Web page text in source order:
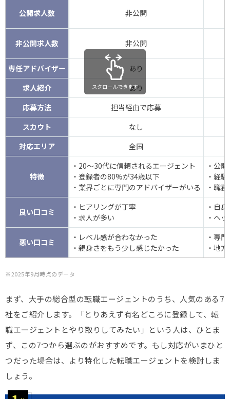
公開求人数 非公開
非公開求人数 非公開
専任アドバイザー
あり
求人紹介
あり
応募方法
担当経由で応募
スカウト
なし
対応エリア
全国
特徴
・20～30代に信頼されるエージェント
・登録者の80%が34歳以下
・業界ごとに専門のアドバイザーがいる
・公
・経
・職
良い口コミ
・ヒアリングが丁寧
・求人が多い
・自
・ヘ
悪い口コミ
・レベル感が合わなかった
・親身さをもう少し感じたかった
・専
・地
スクロールできます
※2025年9月時点のデータ
まず、大手の総合型の転職エージェントのうち、人気のある7
社をご紹介します。「とりあえず有名どころに登録して、転
職エージェントとやり取りしてみたい」という人は、ひとま
ず、この7つから選ぶのがおすすめです。もし対応がいまひと
つだった場合は、より特化した転職エージェントを検討しま
しょう。